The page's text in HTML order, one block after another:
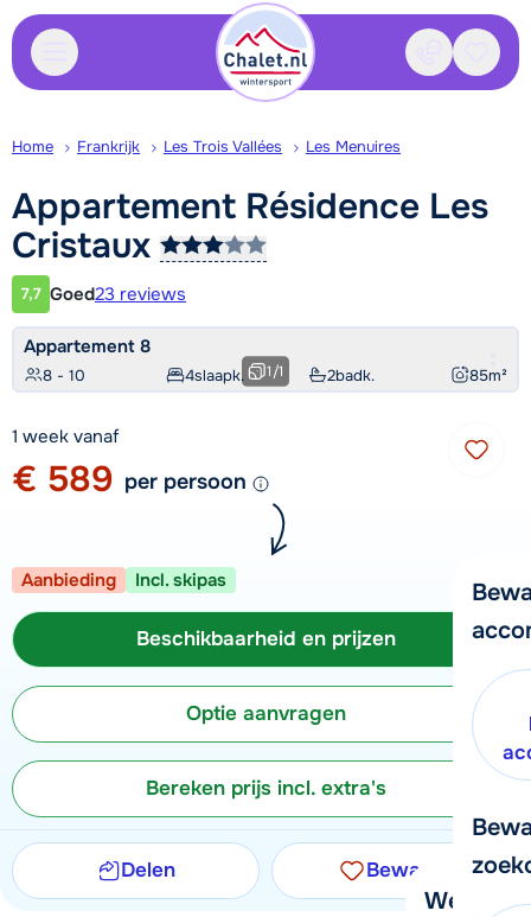
Contact
We
Home Frankrijk Les Trois Vallées Les Menuires
Appartement Résidence Les
Cristaux
Klantwaardering
7,7 Goed23 reviews
Appartement 8
8 - 10 4slaapk. 2badk. 85m²
1/1
1 week vanaf
€ 589 per persoon
Aanbieding Incl. skipas
Beschikbaarheid en prijzen
Optie aanvragen
Bereken prijs incl. extra's
Delen Bewaren